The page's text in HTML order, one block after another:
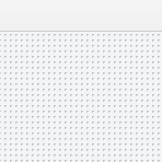
MAIL